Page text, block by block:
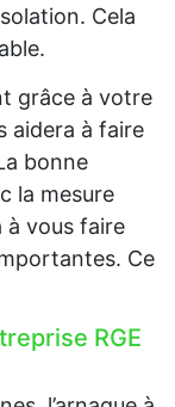
Cela
grâce à votre
aidera à faire
bonne
la mesure
à vous faire
Ce
RGE